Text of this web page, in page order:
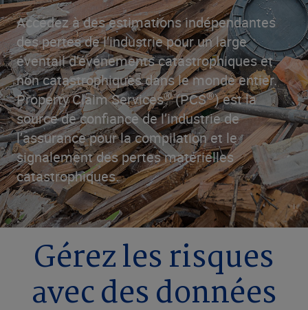
Accédez à des estimations indépendantes
des pertes de l’industrie pour un large
éventail d’événements catastrophiques et
non catastrophiques dans le monde entier.
Property Claim Services®(PCS®) est la
source de confiance de l’industrie de
l’assurance pour la compilation et le
signalement des pertes matérielles
catastrophiques.
Gérez les risques
avec des données